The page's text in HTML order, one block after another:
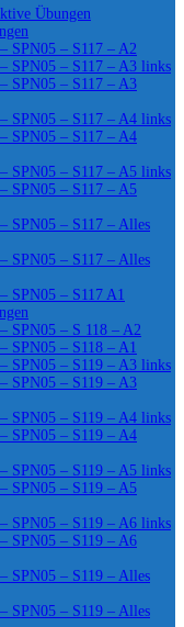
Übungen
SPN05 – S117 – A2
SPN05 – S117 – A3 links
SPN05 – S117 – A3
SPN05 – S117 – A4 links
SPN05 – S117 – A4
SPN05 – S117 – A5 links
SPN05 – S117 – A5
SPN05 – S117 – Alles
SPN05 – S117 – Alles
SPN05 – S117 A1
SPN05 – S 118 – A2
SPN05 – S118 – A1
SPN05 – S119 – A3 links
SPN05 – S119 – A3
SPN05 – S119 – A4 links
SPN05 – S119 – A4
SPN05 – S119 – A5 links
SPN05 – S119 – A5
SPN05 – S119 – A6 links
SPN05 – S119 – A6
SPN05 – S119 – Alles
SPN05 – S119 – Alles